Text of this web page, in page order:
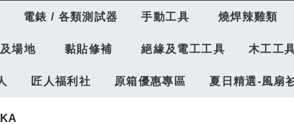
電錶 / 各類測試器 手動工具 燒焊辣雞類
場地 黏貼修補 絕緣及電工工具 木工工
匠人福利社 原箱優惠專區 夏日精選-風扇